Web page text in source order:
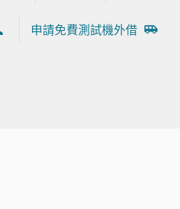
申請免費測試機外借